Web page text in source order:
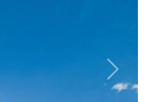
Next